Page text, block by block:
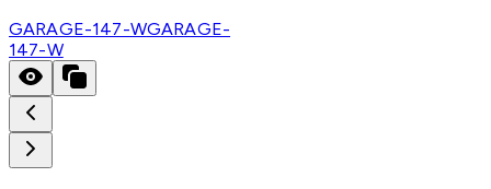
GARAGE-147-WGARAGE-
147-W